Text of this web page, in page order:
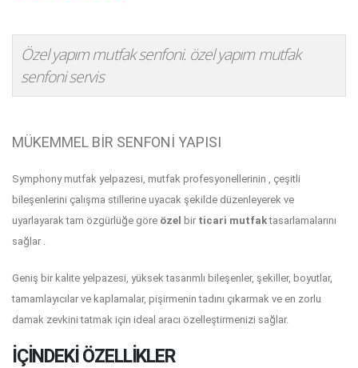
Özel yapım mutfak senfoni. özel yapım mutfak
senfoni servis
MÜKEMMEL BİR SENFONİ YAPISI
Symphony mutfak yelpazesi, mutfak profesyonellerinin , çeşitli
bileşenlerini çalışma stillerine uyacak şekilde düzenleyerek ve
uyarlayarak tam özgürlüğe göre özel bir ticari mutfaktasarlamalarını
sağlar .
Geniş bir kalite yelpazesi, yüksek tasarımlı bileşenler, şekiller, boyutlar,
tamamlayıcılar ve kaplamalar, pişirmenin tadını çıkarmak ve en zorlu
damak zevkini tatmak için ideal aracı özelleştirmenizi sağlar.
IÇINDEKI ÖZELLIKLER